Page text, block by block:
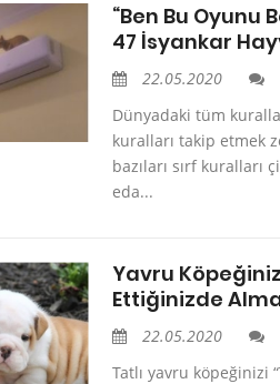
“Ben Bu Oyunu
47 İsyankar
22.05.2020
Dünyadaki tüm
kuralları takip etmek
bazıları sırf kuralları
eda...
Yavru
Ettiğinizde
22.05.2020
Tatlı yavru köpeğinizi